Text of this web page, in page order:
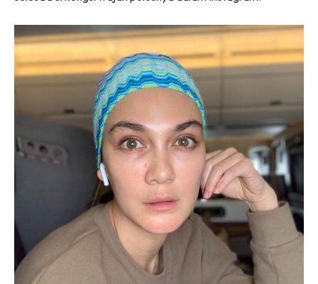
Langgan Sekarang
Langganan anda telah diterima. Terima kasih!
Lubuk konten Kesihatan dan penjagaan diri
segalanya di seeNI. Rapi kini di seeNI.
Download sekarang!
KLIK DI SEENI